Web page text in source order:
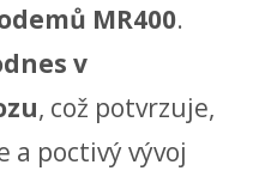
MR400.
v
, což potvrzuje,
a poctivý vývoj